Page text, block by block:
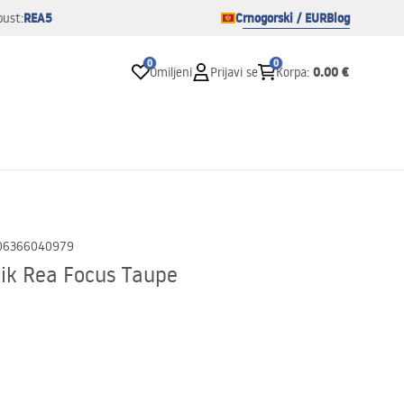
REA5 Crnogorski / EURBlog
0
Omiljeni Prijavi se
0
Korpa: 0.00 €
Rea Focus Taupe